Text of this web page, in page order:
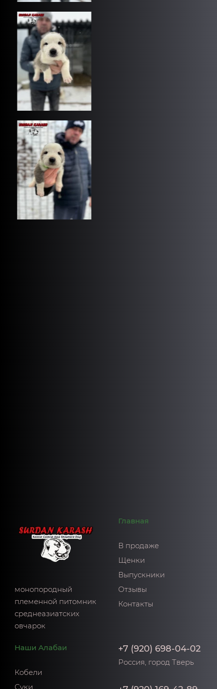
монопородный
племенной питомник
среднеазиатских
овчарок
Главная
В продаже
Щенки
Выпускники
Отзывы
Контакты
Наши Алабаи
Кобели
Суки
+7 (920) 698-04-02
Россия, город Тверь